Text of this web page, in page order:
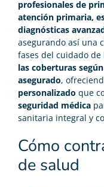
profesionales de
atención primaria,
diagnósticas
asegurando así una
fases del cuidado
las coberturas
asegurado,
personalizado que
seguridad médica
sanitaria integral y
Cómo
de salud